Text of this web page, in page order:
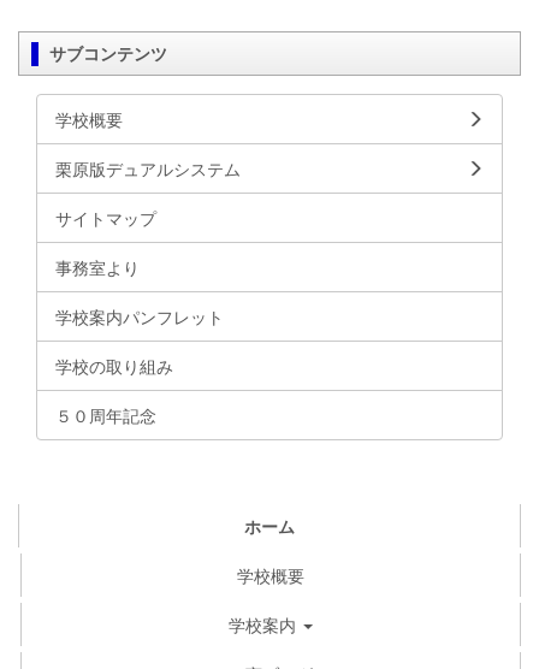
サブコンテンツ
学校概要
栗原版デュアルシステム
サイトマップ
事務室より
学校案内パンフレット
学校の取り組み
５０周年記念
ホーム
学校概要
学校案内